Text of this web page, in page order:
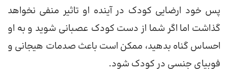
پس خود ارضایی کودک در آینده او تاثیر منفی نخواهد
گذاشت اما اگر شما از دست کودک عصبانی شوید و به او
احساس گناه بدهید، ممکن است باعث صدمات هیجانی و
فوبیای جنسی در کودک شود.